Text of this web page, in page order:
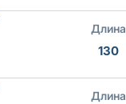
Длина
130
Длина